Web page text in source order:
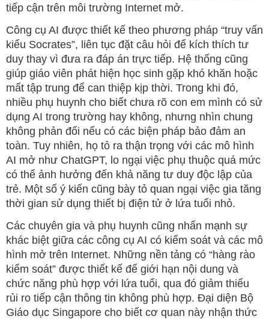
tiếp cận trên môi trường Internet mở.
Công cụ AI được thiết kế theo phương pháp “truy vấn
kiểu Socrates”, liên tục đặt câu hỏi để kích thích tư
duy thay vì đưa ra đáp án trực tiếp. Hệ thống cũng
giúp giáo viên phát hiện học sinh gặp khó khăn hoặc
mất tập trung để can thiệp kịp thời. Trong khi đó,
nhiều phụ huynh cho biết chưa rõ con em mình có sử
dụng AI trong trường hay không, nhưng nhìn chung
không phản đối nếu có các biện pháp bảo đảm an
toàn. Tuy nhiên, họ tỏ ra thận trọng với các mô hình
AI mở như ChatGPT, lo ngại việc phụ thuộc quá mức
có thể ảnh hưởng đến khả năng tư duy độc lập của
trẻ. Một số ý kiến cũng bày tỏ quan ngại việc gia tăng
thời gian sử dụng thiết bị điện tử ở lứa tuổi nhỏ.
Các chuyên gia và phụ huynh cũng nhấn mạnh sự
khác biệt giữa các công cụ AI có kiểm soát và các mô
hình mở trên Internet. Những nền tảng có “hàng rào
kiểm soát” được thiết kế để giới hạn nội dung và
chức năng phù hợp với lứa tuổi, qua đó giảm thiểu
rủi ro tiếp cận thông tin không phù hợp. Đại diện Bộ
Giáo dục Singapore cho biết cơ quan này nhận thức